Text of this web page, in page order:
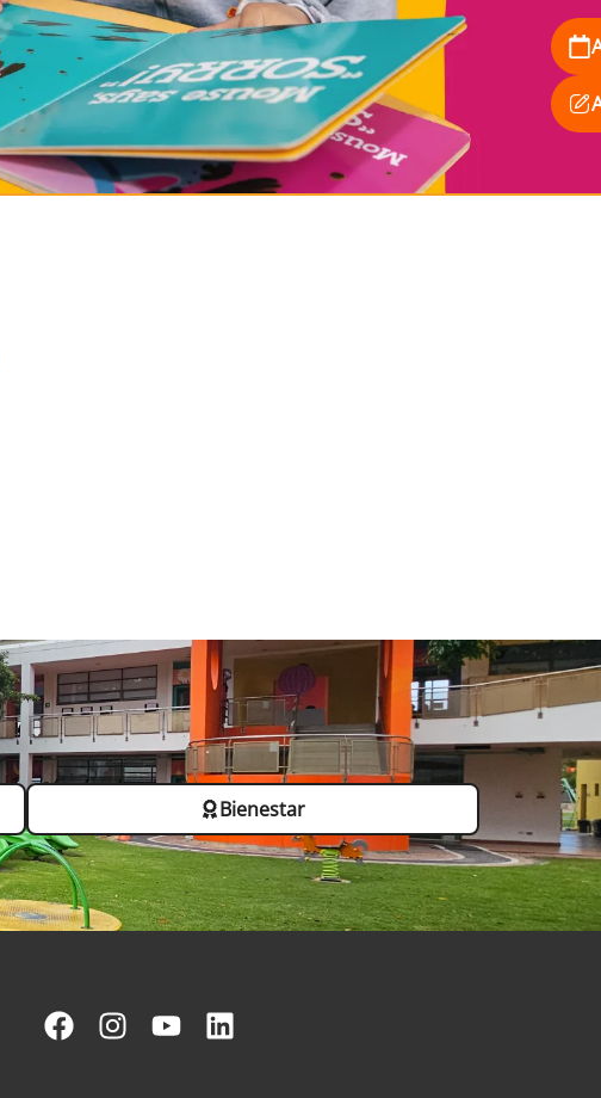
Bienestar